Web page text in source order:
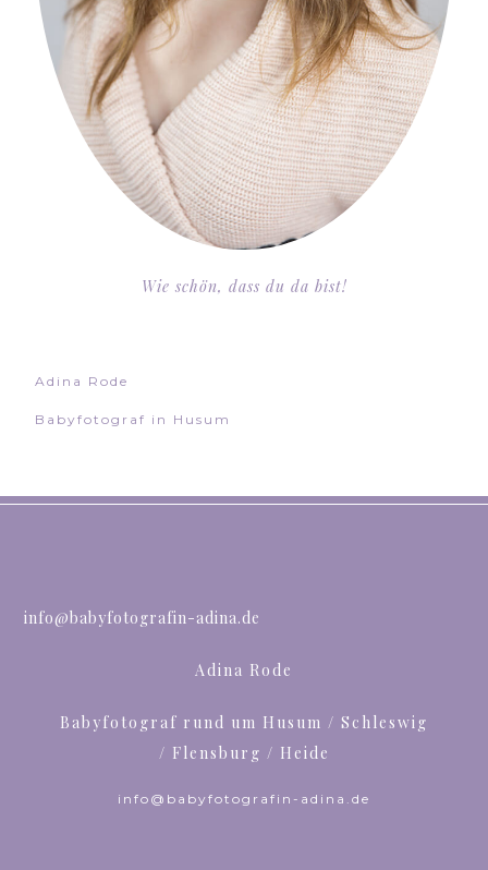
Wie schön, dass du da bist!
Adina Rode
Babyfotograf in Husum
info@babyfotografin-adina.de
Adina Rode
Babyfotograf rund um Husum / Schleswig
/ Flensburg / Heide
info@babyfotografin-adina.de